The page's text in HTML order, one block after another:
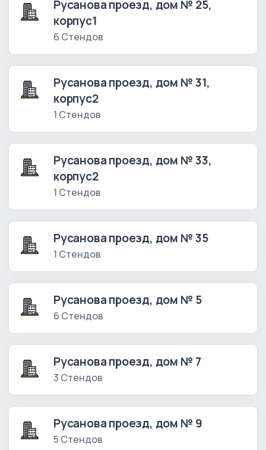
Русанова проезд, дом № 25,
корпус1
6 Стендов
Русанова проезд, дом № 31,
корпус2
1 Стендов
Русанова проезд, дом № 33,
корпус2
1 Стендов
Русанова проезд, дом № 35
1 Стендов
Русанова проезд, дом № 5
6 Стендов
Русанова проезд, дом № 7
3 Стендов
Русанова проезд, дом № 9
5 Стендов